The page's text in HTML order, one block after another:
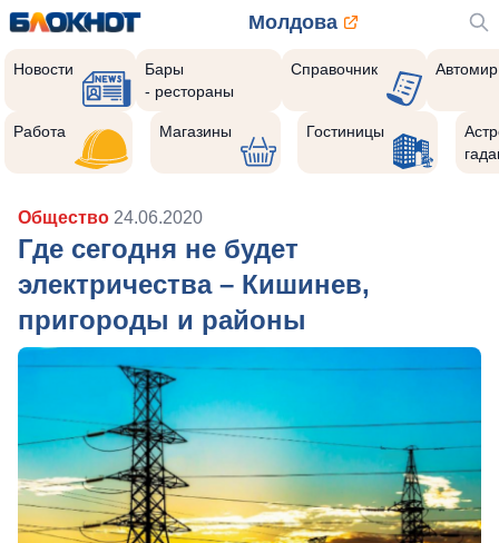
Молдова
Новости
Бары
- рестораны
Справочник Автомир
Работа Магазины Гостиницы
Общество 24.06.2020
Где сегодня не будет
электричества – Кишинев,
пригороды и районы